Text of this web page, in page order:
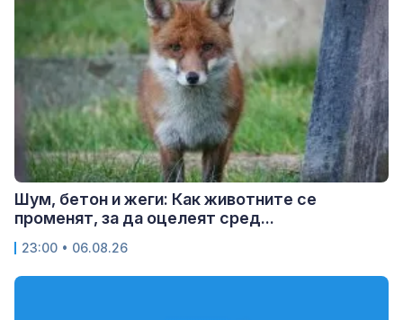
Шум, бетон и жеги: Как животните се
променят, за да оцелеят сред...
23:00 • 06.08.26